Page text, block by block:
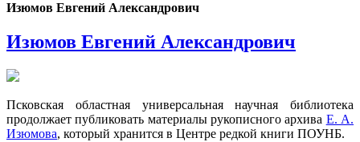
Изюмов Евгений Александрович
Изюмов Евгений Александрович
Псковская областная универсальная научная библиотека
продолжает публиковать материалы рукописного архива Е. А.
Изюмова, который хранится в Центре редкой книги ПОУНБ.